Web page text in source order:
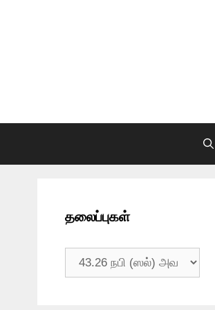
தலைப்புகள்
தலைப்புகள்